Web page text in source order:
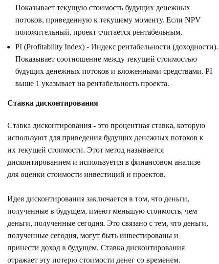
Показывает текущую стоимость будущих денежных
потоков, приведенную к текущему моменту. Если NPV
положительный, проект считается рентабельным.
PI (Profitability Index) - Индекс рентабельности (доходности).
Показывает соотношение между текущей стоимостью
будущих денежных потоков и вложенными средствами. PI
выше 1 указывает на рентабельность проекта.
Ставка дисконтирования
Ставка дисконтирования - это процентная ставка, которую
используют для приведения будущих денежных потоков к
их текущей стоимости. Этот метод называется
дисконтированием и используется в финансовом анализе
для оценки стоимости инвестиций и проектов.
Идея дисконтирования заключается в том, что деньги,
полученные в будущем, имеют меньшую стоимость, чем
деньги, полученные сегодня. Это связано с тем, что деньги,
полученные сегодня, могут быть инвестированы и
принести доход в будущем. Ставка дисконтирования
отражает эту потерю стоимости денег со временем.